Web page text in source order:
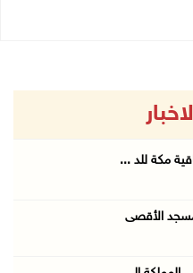
مكة للد ...